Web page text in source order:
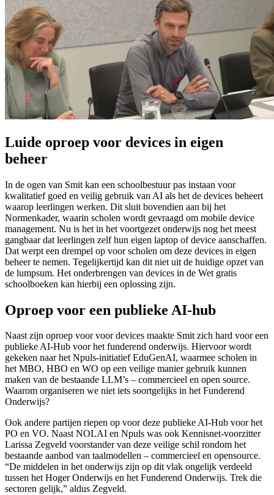
Luide oproep voor devices in eigen
beheer
In de ogen van Smit kan een schoolbestuur pas instaan voor
kwalitatief goed en veilig gebruik van AI als het de devices beheert
waarop leerlingen werken. Dit sluit bovendien aan bij het
Normenkader, waarin scholen wordt gevraagd om mobile device
management. Nu is het in het voortgezet onderwijs nog het meest
gangbaar dat leerlingen zelf hun eigen laptop of device aanschaffen.
Dat werpt een drempel op voor scholen om deze devices in eigen
beheer te nemen. Tegelijkertijd kan dit niet uit de huidige opzet van
de lumpsum. Het onderbrengen van devices in de Wet gratis
schoolboeken kan hierbij een oplossing zijn.
Oproep voor een publieke AI-hub
Naast zijn oproep voor voor devices maakte Smit zich hard voor een
publieke AI-Hub voor het funderend onderwijs. Hiervoor wordt
gekeken naar het Npuls-initiatief EduGenAI, waarmee scholen in
het MBO, HBO en WO op een veilige manier gebruik kunnen
maken van de bestaande LLM’s – commercieel en open source.
Waarom organiseren we niet iets soortgelijks in het Funderend
Onderwijs?
Ook andere partijen riepen op voor deze publieke AI-Hub voor het
PO en VO. Naast NOLAI en Npuls was ook Kennisnet-voorzitter
Larissa Zegveld voorstander van deze veilige schil rondom het
bestaande aanbod van taalmodellen – commercieel en opensource.
“De middelen in het onderwijs zijn op dit vlak ongelijk verdeeld
tussen het Hoger Onderwijs en het Funderend Onderwijs. Trek die
sectoren gelijk,” aldus Zegveld.